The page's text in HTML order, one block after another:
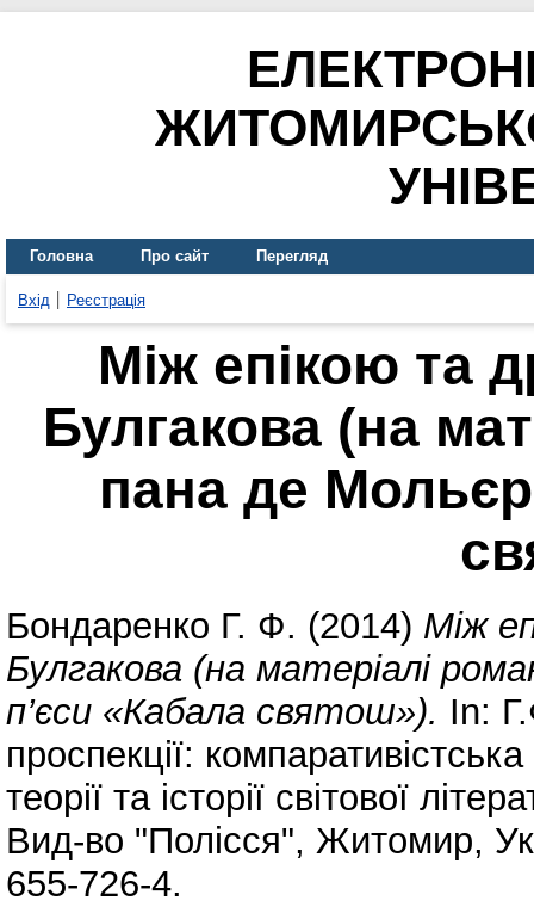
Головна Про сайт Перегляд
Вхід Реєстрація
Між епікою та
Булгакова (на
пана де
Бондаренко Г. Ф. (2014) Між
Булгакова (на матеріалі
п’єси «Кабала святош»). In:
проспекції:
теорії та історії світової
Вид-во "Полісся", Житомир,
655-726-4.